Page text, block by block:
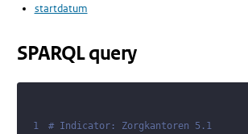
startdatum
SPARQL query
1
# Indicator: Zorgkantoren 5.1